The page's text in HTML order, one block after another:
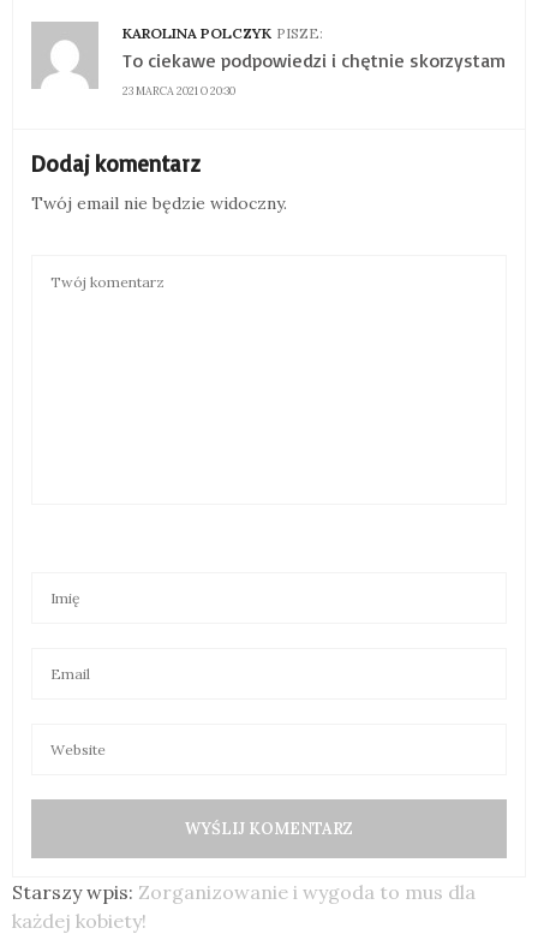
KAROLINA POLCZYK PISZE:
23 MARCA 2021 O 20:30
To ciekawe podpowiedzi i chętnie skorzystam
Dodaj komentarz
Twój email nie będzie widoczny.
Starszy wpis: Zorganizowanie i wygoda to mus dla
każdej kobiety!